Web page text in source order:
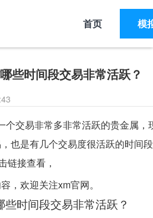
首页 模
些时间段交易非常活跃？
个交易非常多非常活跃的贵金属
也是有几个交易度很活跃的时间
链接查看，
，欢迎关注xm官网。
些时间段交易非常活跃？